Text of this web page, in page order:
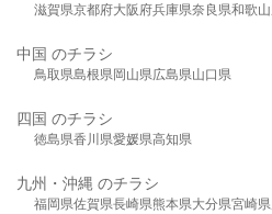
滋賀県京都府大阪府兵庫県奈良県和歌
中国 のチラシ
鳥取県島根県岡山県広島県山口県
四国 のチラシ
徳島県香川県愛媛県高知県
九州・沖縄 のチラシ
福岡県佐賀県長崎県熊本県大分県宮崎県